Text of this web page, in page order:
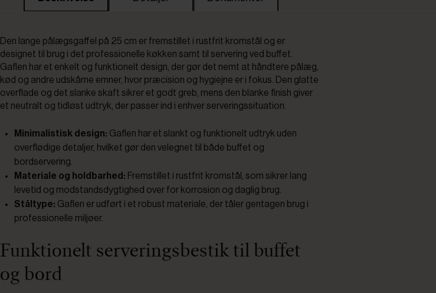
Den lange pålægsgaffel på 25 cm er fremstillet i rustfrit kromstål og er
designet til brug i det professionelle køkken samt til servering ved buffet.
Gaflen har et enkelt og funktionelt design, der gør det nemt at håndtere pålæg,
kød og andre udskårne emner, hvor præcision og hygiejne er i fokus. Den glatte
overflade og det slanke skaft sikrer et godt greb, mens den blanke finish giver
et neutralt og tidløst udtryk, der passer ind i enhver serveringssituation.
Minimalistisk design: Gaflen har et slankt og funktionelt udtryk uden
overflødige detaljer, hvilket gør den velegnet til både buffet og
bordservering.
Materiale og holdbarhed: Fremstillet i rustfrit kromstål, som sikrer lang
levetid og modstandsdygtighed over for korrosion og daglig brug.
Ståltype: Gaflen er udført i et robust materiale, der tåler gentagen brug i
professionelle miljøer.
Funktionelt serveringsbestik til buffet
og bord